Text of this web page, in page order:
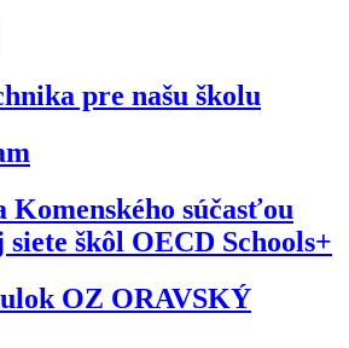
pre našu školu
Komenského súčasťou
škôl OECD Schools+
OZ ORAVSKÝ